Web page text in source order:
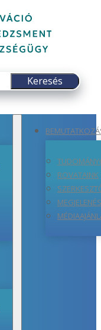
Keresés
ROVATAINK